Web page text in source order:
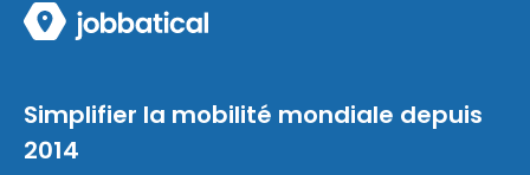
Simplifier la mobilité mondiale depuis
2014